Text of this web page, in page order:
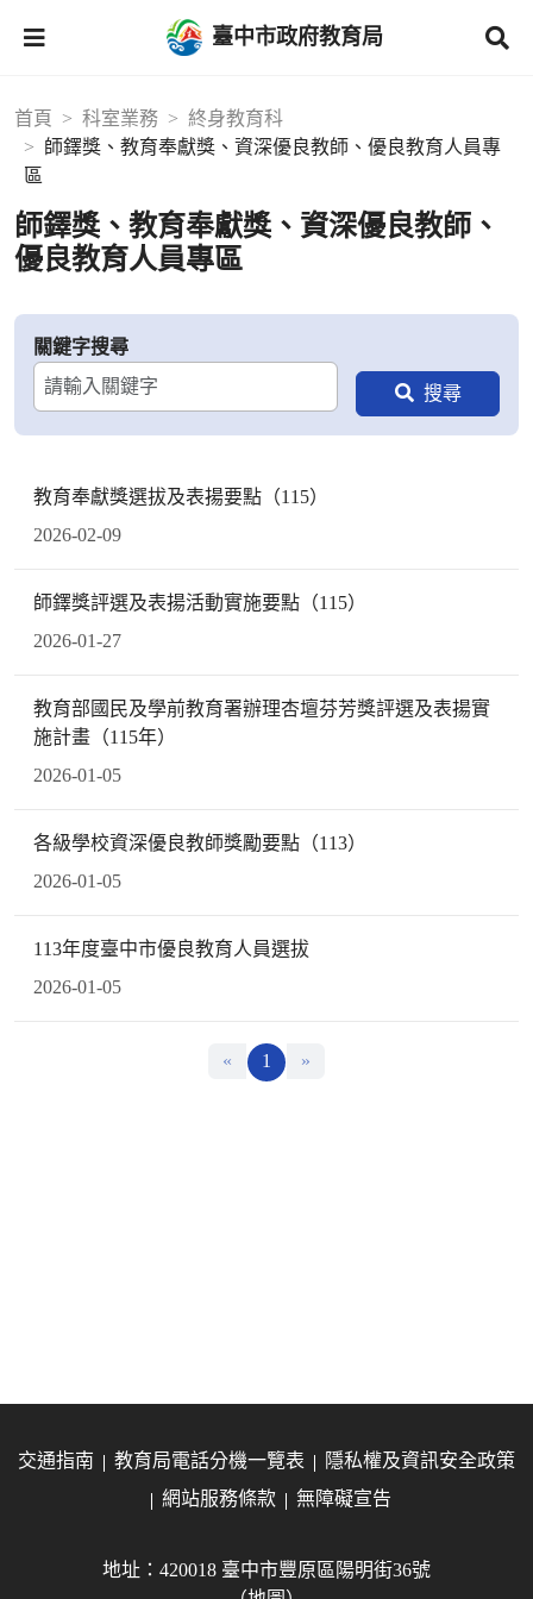
臺中市政府教育局
首頁 科室業務
終身教育科
師鐸獎、教育奉獻獎、資深優良教師、優良教育人員專
區
師鐸獎、教育奉獻獎、資深優良教師、
優良教育人員專區
關鍵字搜尋
教育奉獻獎選拔及表揚要點（115）
2026-02-09
師鐸獎評選及表揚活動實施要點（115）
2026-01-27
教育部國民及學前教育署辦理杏壇芬芳獎評選及表揚實
施計畫（115年）
2026-01-05
各級學校資深優良教師獎勵要點（113）
2026-01-05
113年度臺中市優良教育人員選拔
2026-01-05
« 1 »
交通指南 教育局電話分機一覽表
隱私權及資訊安全政策
網站服務條款
無障礙宣告
地址：420018 臺中市豐原區陽明街36號